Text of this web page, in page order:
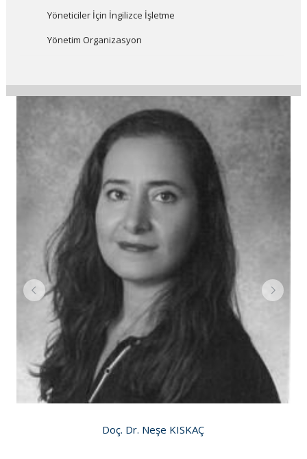
Yöneticiler İçin İngilizce İşletme
Yönetim Organizasyon
Doç. Dr. Neşe KISKAÇ